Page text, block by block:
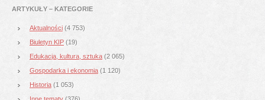
ARTYKUŁY – KATEGORIE
Aktualności (4 753)
Biuletyn KIP (19)
Edukacja, kultura, sztuka (2 065)
Gospodarka i ekonomia (1 120)
Historia (1 053)